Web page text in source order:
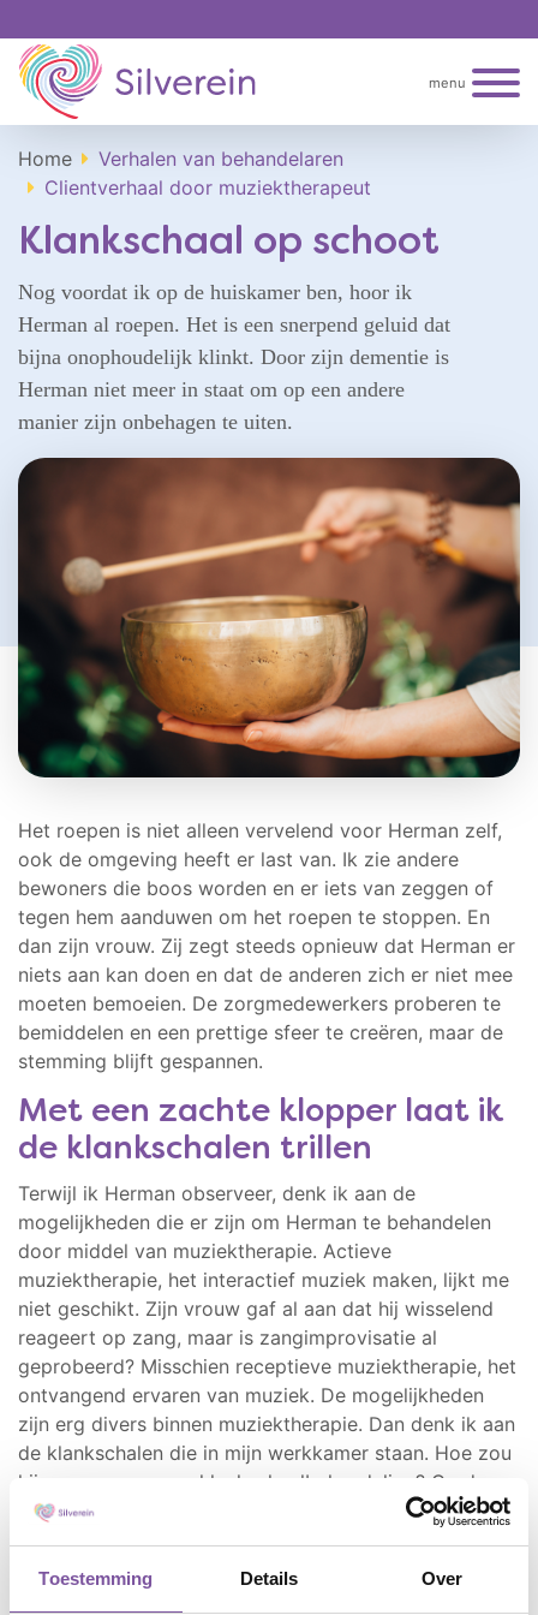
Toestemming Details Over
menu
Home
Verhalen van behandelaren
Clientverhaal door muziektherapeut
Klankschaal op schoot
Nog voordat ik op de huiskamer ben, hoor ik
Herman al roepen. Het is een snerpend geluid dat
bijna onophoudelijk klinkt. Door zijn dementie is
Herman niet meer in staat om op een andere
manier zijn onbehagen te uiten.
Het roepen is niet alleen vervelend voor Herman zelf,
ook de omgeving heeft er last van. Ik zie andere
bewoners die boos worden en er iets van zeggen of
tegen hem aanduwen om het roepen te stoppen. En
dan zijn vrouw. Zij zegt steeds opnieuw dat Herman er
niets aan kan doen en dat de anderen zich er niet mee
moeten bemoeien. De zorgmedewerkers proberen te
bemiddelen en een prettige sfeer te creëren, maar de
stemming blijft gespannen.
Met een zachte klopper laat ik
de klankschalen trillen
Terwijl ik Herman observeer, denk ik aan de
mogelijkheden die er zijn om Herman te behandelen
door middel van muziektherapie. Actieve
muziektherapie, het interactief muziek maken, lijkt me
niet geschikt. Zijn vrouw gaf al aan dat hij wisselend
reageert op zang, maar is zangimprovisatie al
geprobeerd? Misschien receptieve muziektherapie, het
ontvangend ervaren van muziek. De mogelijkheden
zijn erg divers binnen muziektherapie. Dan denk ik aan
de klankschalen die in mijn werkkamer staan. Hoe zou
hij reageren op een klankschaalbehandeling? Op de
trilling die de schalen veroorzaken in zijn lichaam? Ik
weet dat uit verschillende onderzoeken blijkt dat
klankschalen een ontspannende werking op de spieren